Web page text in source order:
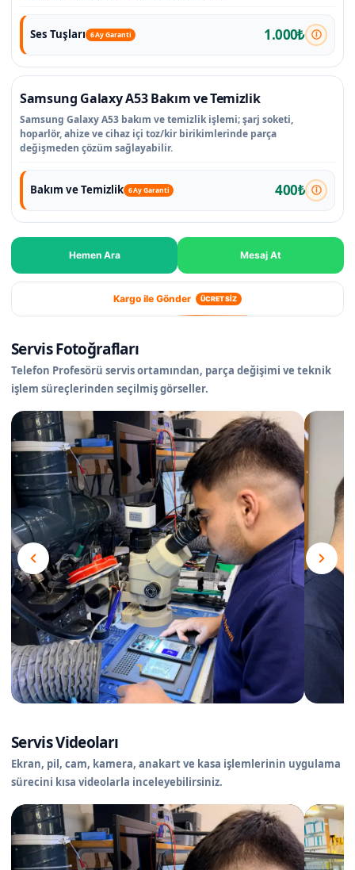
Ses Tuşları 6 Ay Garanti 1.000₺
Samsung Galaxy A53 Bakım ve Temizlik
Samsung Galaxy A53 bakım ve temizlik işlemi; şarj soketi,
hoparlör, ahize ve cihaz içi toz/kir birikimlerinde parça
değişmeden çözüm sağlayabilir.
Bakım ve Temizlik 6 Ay Garanti 400₺
Hemen Ara Mesaj At
Kargo ile Gönder ÜCRETSİZ
Servis Fotoğrafları
Telefon Profesörü servis ortamından, parça değişimi ve teknik
işlem süreçlerinden seçilmiş görseller.
Servis Videoları
Ekran, pil, cam, kamera, anakart ve kasa işlemlerinin uygulama
sürecini kısa videolarla inceleyebilirsiniz.